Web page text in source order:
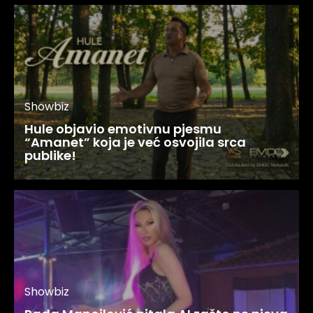
Showbiz
Hule objavio emotivnu pjesmu
“Amanet” koja je već osvojila srca
publike!
Showbiz